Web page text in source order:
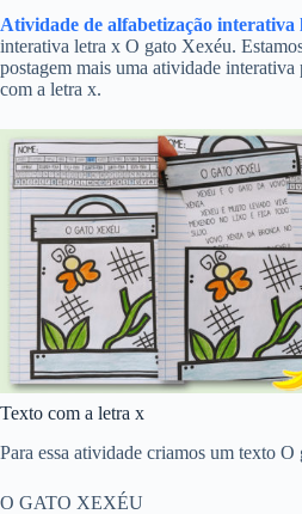
Atividade de alfabetização interativa
interativa letra x O gato Xexéu.
postagem mais uma atividade interativa
com a letra x.
Texto com a letra x
Para essa atividade criamos um texto O
O GATO XEXÉU